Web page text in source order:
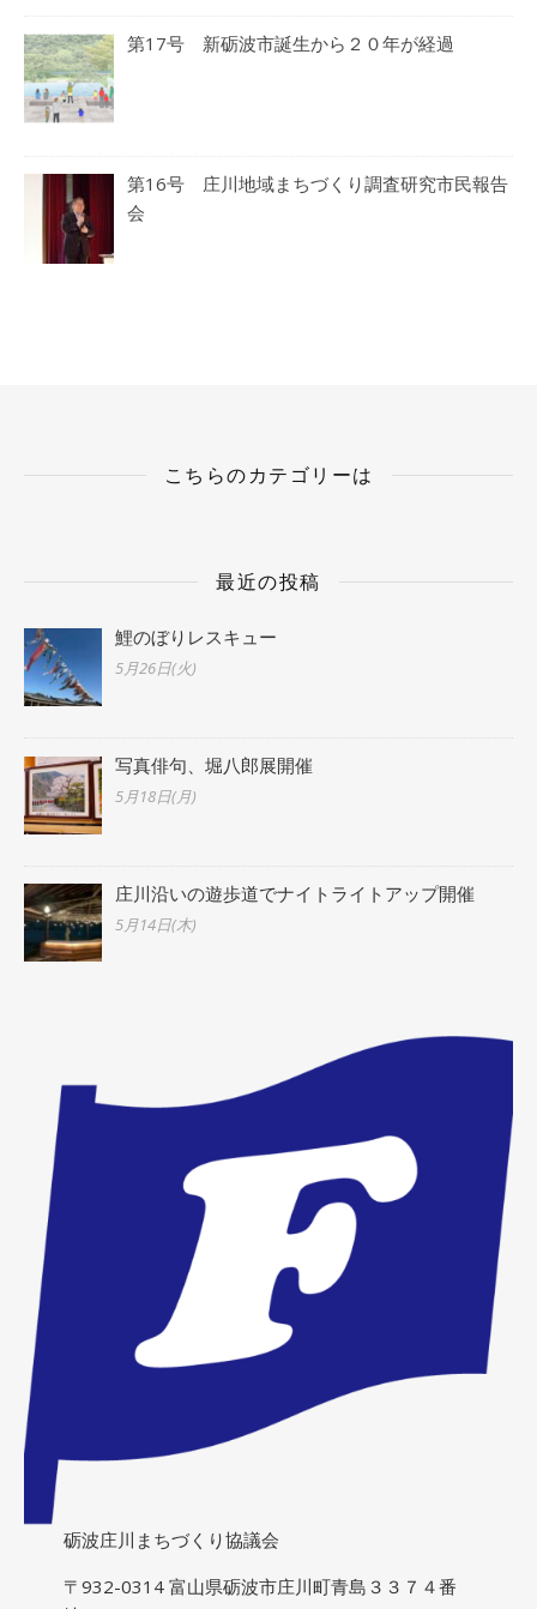
第17号 新砺波市誕生から２０年が経過
第16号 庄川地域まちづくり調査研究市民報告
会
こちらのカテゴリーは
最近の投稿
鯉のぼりレスキュー
5月26日(火)
写真俳句、堀八郎展開催
5月18日(月)
庄川沿いの遊歩道でナイトライトアップ開催
5月14日(木)
砺波庄川まちづくり協議会
〒932-0314 富山県砺波市庄川町青島３３７４番